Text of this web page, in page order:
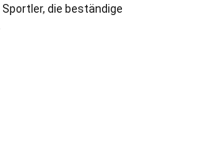
die beständige